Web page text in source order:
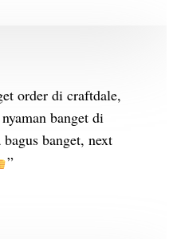
order di craftdale,
banget di
banget, next
”